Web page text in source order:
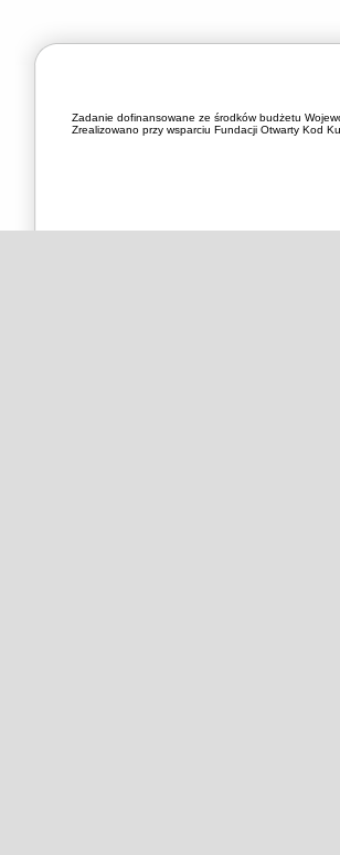
Zadanie dofinansowane ze środków budżetu
Zrealizowano przy wsparciu Fundacji Otwarty Kod